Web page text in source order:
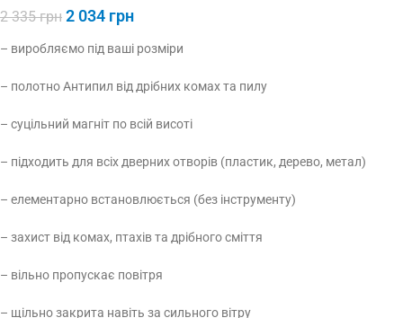
2 335грн 2 034 грн
– виробляємо під ваші розміри
– полотно Антипил від дрібних комах та пилу
– суцільний магніт по всій висоті
– підходить для всіх дверних отворів (пластик, дерево, метал)
– елементарно встановлюється (без інструменту)
– захист від комах, птахів та дрібного сміття
– вільно пропускає повітря
– щільно закрита навіть за сильного вітру